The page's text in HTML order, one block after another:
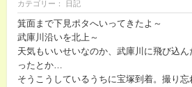
カテゴリー： 日記
箕面まで下見ポタへいってきたよ～
武庫川沿いを北上～
天気もいいせいなのか、武庫川に飛び込
ったとか…
そうこうしているうちに宝塚到着。撮り